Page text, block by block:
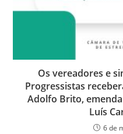
Os vereadores e
Progressistas
Adolfo Brito,
Luís
6 de